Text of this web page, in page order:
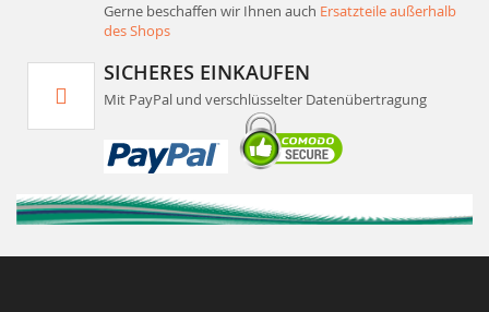
Gerne beschaffen wir Ihnen auch Ersatzteile außerhalb
des Shops
SICHERES EINKAUFEN
Mit PayPal und verschlüsselter Datenübertragung